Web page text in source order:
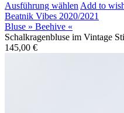
Ausführung wählen Add to
Beatnik Vibes 2020/2021
Bluse » Beehive «
Schalkragenbluse im Vintage
145,00 €